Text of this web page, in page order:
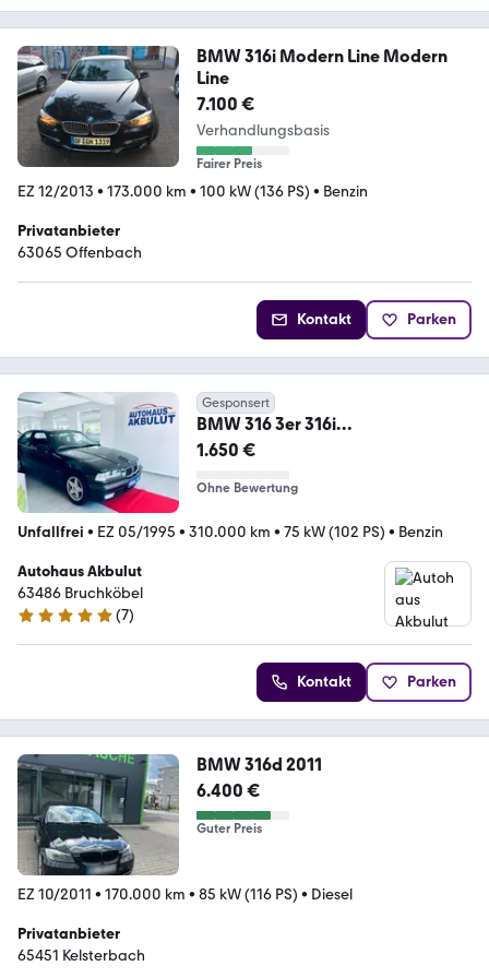
BMW 316i Modern Line Modern
Line
7.100 €
Verhandlungsbasis
Fairer Preis
EZ 12/2013 • 173.000 km • 100 kW (136 PS) • Benzin
Privatanbieter
63065 Offenbach
Kontakt Parken
Gesponsert
BMW 316 3er 316i
compact*AHK+Tüv 05.2028
1.650 €
Ohne Bewertung
Unfallfrei • EZ 05/1995 • 310.000 km • 75 kW (102 PS) • Benzin
Autohaus Akbulut
63486 Bruchköbel
4.8 Sterne
(7)
Kontakt Parken
BMW 316d 2011
6.400 €
Guter Preis
EZ 10/2011 • 170.000 km • 85 kW (116 PS) • Diesel
Privatanbieter
65451 Kelsterbach